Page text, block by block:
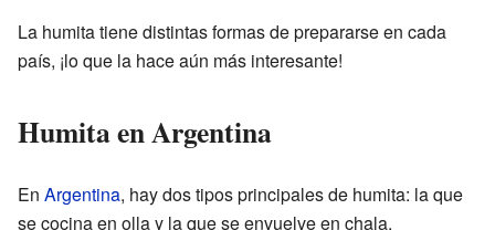
La humita tiene distintas formas de prepararse en cada
país, ¡lo que la hace aún más interesante!
Humita en Argentina
En Argentina, hay dos tipos principales de humita: la que
se cocina en olla y la que se envuelve en chala.